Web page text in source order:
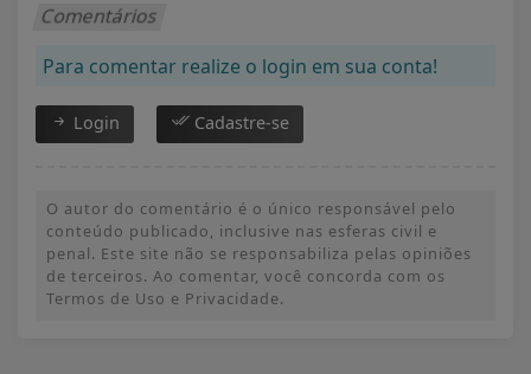
Comentários
Para comentar realize o login em sua conta!
Login Cadastre-se
O autor do comentário é o único responsável pelo
conteúdo publicado, inclusive nas esferas civil e
penal. Este site não se responsabiliza pelas opiniões
de terceiros. Ao comentar, você concorda com os
Termos de Uso e Privacidade.